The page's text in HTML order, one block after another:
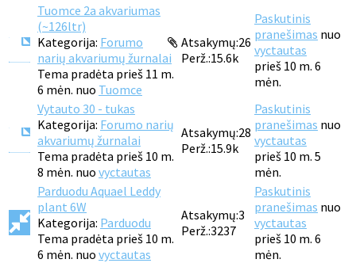
Tuomce 2a akvariumas
(~126ltr)
Kategorija: Forumo
narių akvariumų žurnalai
Tema pradėta prieš 11 m.
6 mėn. nuo Tuomce
Atsakymų:26
Perž.:15.6k
Paskutinis
pranešimas nuo
vyctautas
prieš 10 m. 6
mėn.
Vytauto 30 - tukas
Kategorija: Forumo narių
akvariumų žurnalai
Tema pradėta prieš 10 m.
8 mėn. nuo vyctautas
Atsakymų:28
Perž.:15.9k
Paskutinis
pranešimas nuo
vyctautas
prieš 10 m. 5
mėn.
Parduodu Aquael Leddy
plant 6W
Kategorija: Parduodu
Tema pradėta prieš 10 m.
6 mėn. nuo vyctautas
Atsakymų:3
Perž.:3237
Paskutinis
pranešimas nuo
vyctautas
prieš 10 m. 6
mėn.